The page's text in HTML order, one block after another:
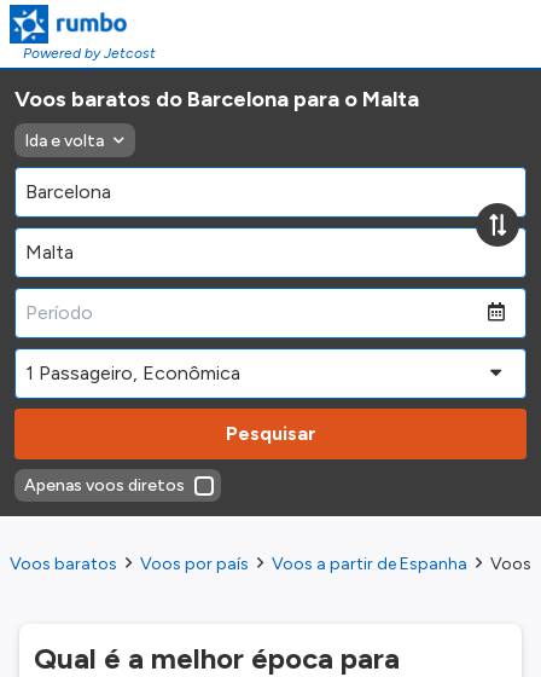
Powered by Jetcost
Voos baratos do Barcelona para o Malta
Ida e volta
Pesquisar
Apenas voos diretos
Voos baratos Voos por país Voos a partir de Espanha Voos
Qual é a melhor época para